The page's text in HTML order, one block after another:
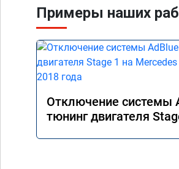
Примеры наших
Отключение системы
тюнинг двигателя